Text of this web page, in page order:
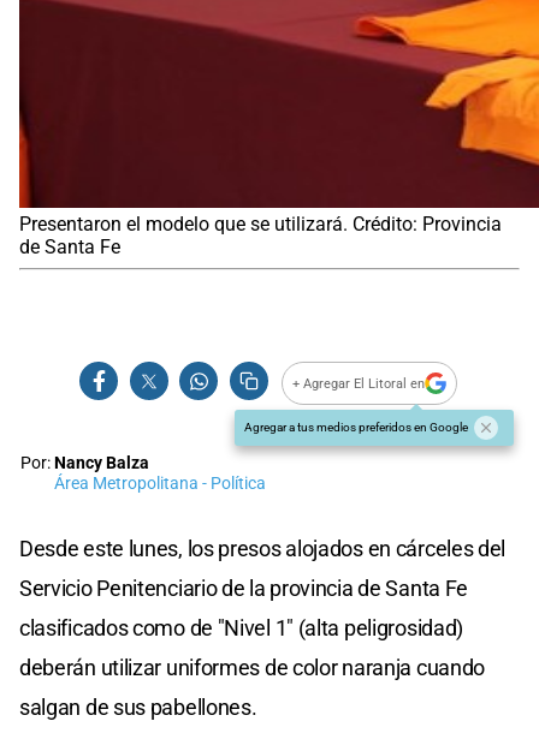
Presentaron el modelo que se utilizará. Crédito: Provincia
de Santa Fe
+ Agregar El Litoral en
Agregar a tus medios preferidos en Google
Por:Nancy Balza
Área Metropolitana - Política
Desde este lunes, los presos alojados en cárceles del
Servicio Penitenciario de la provincia de Santa Fe
clasificados como de "Nivel 1" (alta peligrosidad)
deberán utilizar uniformes de color naranja cuando
salgan de sus pabellones.